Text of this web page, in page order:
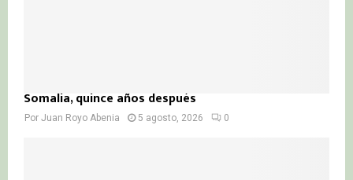
Somalia, quince años después
Por Juan Royo Abenia 5 agosto, 2026 0